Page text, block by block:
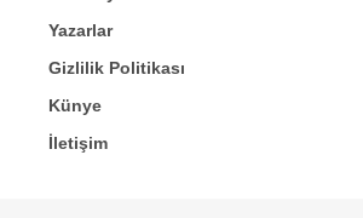
Yazarlar
Gizlilik Politikası
Künye
İletişim